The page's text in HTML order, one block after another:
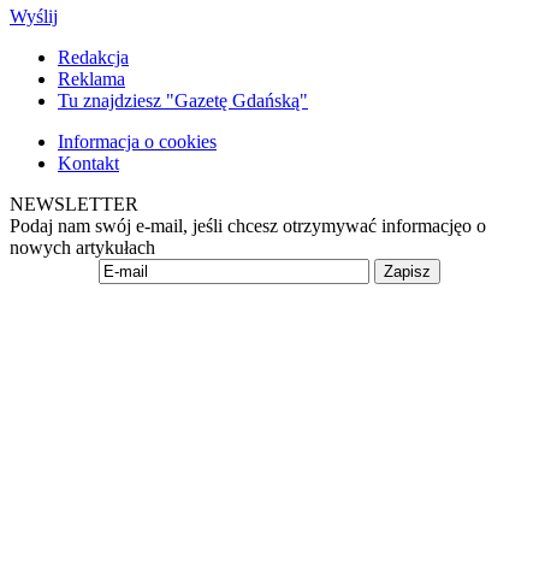
Wyślij
Redakcja
Reklama
Tu znajdziesz "Gazetę Gdańską"
Informacja o cookies
Kontakt
NEWSLETTER
Podaj nam swój e-mail, jeśli chcesz otrzymywać informacjęo o
nowych artykułach
Zapisz